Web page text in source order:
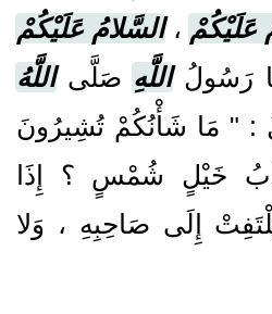
عَلَيْكُمْ ،السَّلامُ عَلَيْكُمْ
رَسُولُاللَّهِ صَلَّىاللَّهُ
: " مَا شَأْنُكُمْ تُشِيرُونَ
خَيْلٍ شُمْسٍ ؟ إِذَا
إِلَى صَاحِبِهِ ، وَلا